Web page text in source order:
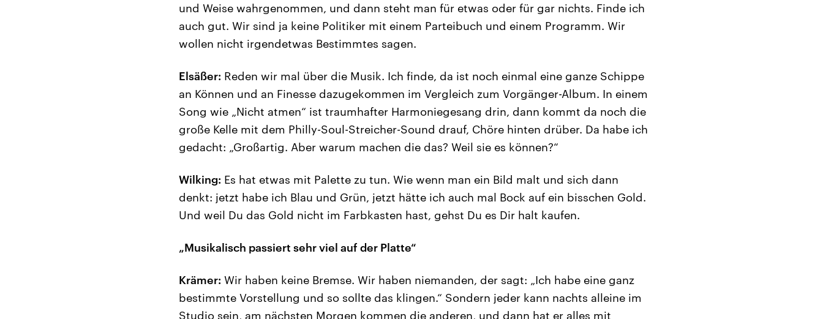
und Weise wahrgenommen, und dann steht man für etwas oder für gar nichts. Finde ich
auch gut. Wir sind ja keine Politiker mit einem Parteibuch und einem Programm. Wir
wollen nicht irgendetwas Bestimmtes sagen.
Elsäßer: Reden wir mal über die Musik. Ich finde, da ist noch einmal eine ganze Schippe
an Können und an Finesse dazugekommen im Vergleich zum Vorgänger-Album. In einem
Song wie „Nicht atmen“ ist traumhafter Harmoniegesang drin, dann kommt da noch die
große Kelle mit dem Philly-Soul-Streicher-Sound drauf, Chöre hinten drüber. Da habe ich
gedacht: „Großartig. Aber warum machen die das? Weil sie es können?“
Wilking: Es hat etwas mit Palette zu tun. Wie wenn man ein Bild malt und sich dann
denkt: jetzt habe ich Blau und Grün, jetzt hätte ich auch mal Bock auf ein bisschen Gold.
Und weil Du das Gold nicht im Farbkasten hast, gehst Du es Dir halt kaufen.
„Musikalisch passiert sehr viel auf der Platte“
Krämer: Wir haben keine Bremse. Wir haben niemanden, der sagt: „Ich habe eine ganz
bestimmte Vorstellung und so sollte das klingen.“ Sondern jeder kann nachts alleine im
Studio sein, am nächsten Morgen kommen die anderen, und dann hat er alles mit